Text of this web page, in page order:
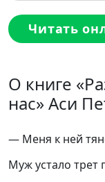
Читать
О книге
нас» Аси
— Меня к ней
Муж устало трет